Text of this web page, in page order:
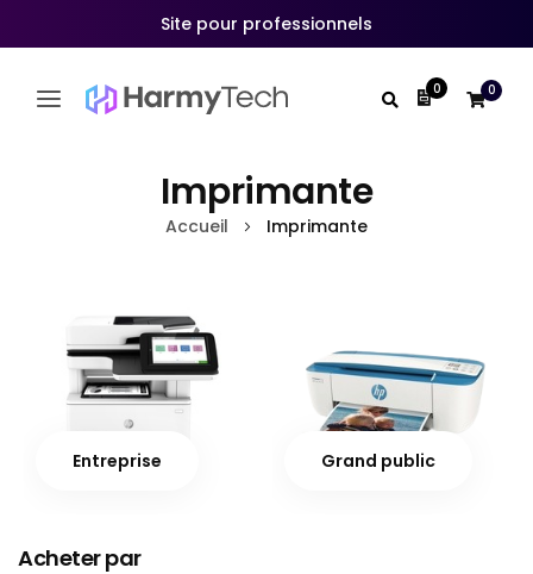
Site pour professionnels
Mon devis
0 0
Imprimante
Accueil Imprimante
Entreprise Grand public
Acheter par